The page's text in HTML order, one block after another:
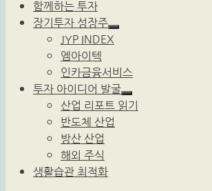
함께하는 투자
장기투자 성장주
하
위
뉴
확
장
JYP INDEX
엠아이텍
인카금융서비스
투자 아이디어 발굴
하
위
산업 리포트 읽기
반도체 산업
방산 산업
해외 주식
생활습관 최적화